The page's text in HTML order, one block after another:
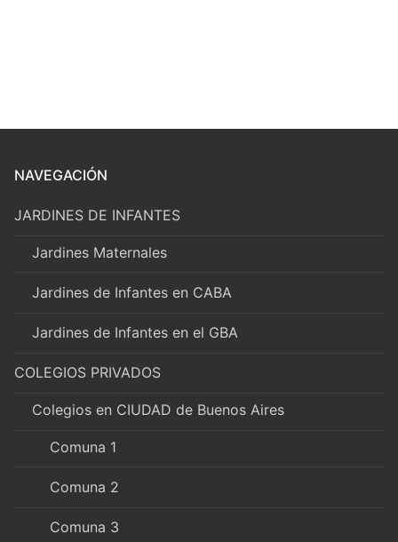
NAVEGACIÓN
JARDINES DE INFANTES
Jardines Maternales
Jardines de Infantes en CABA
Jardines de Infantes en el GBA
COLEGIOS PRIVADOS
Colegios en CIUDAD de Buenos Aires
Comuna 1
Comuna 2
Comuna 3